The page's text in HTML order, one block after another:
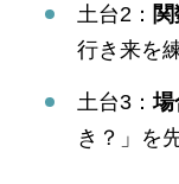
土台2：
行き来を
土台3：場
き？」を